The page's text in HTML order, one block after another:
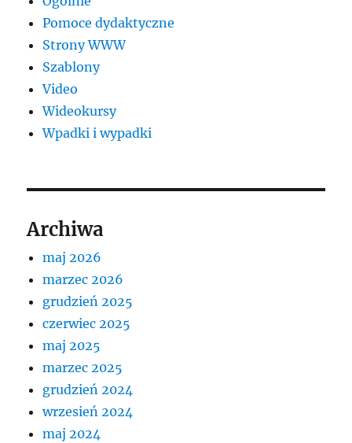
Pomoce dydaktyczne
Strony WWW
Szablony
Video
Wideokursy
Wpadki i wypadki
Archiwa
maj 2026
marzec 2026
grudzień 2025
czerwiec 2025
maj 2025
marzec 2025
grudzień 2024
wrzesień 2024
maj 2024